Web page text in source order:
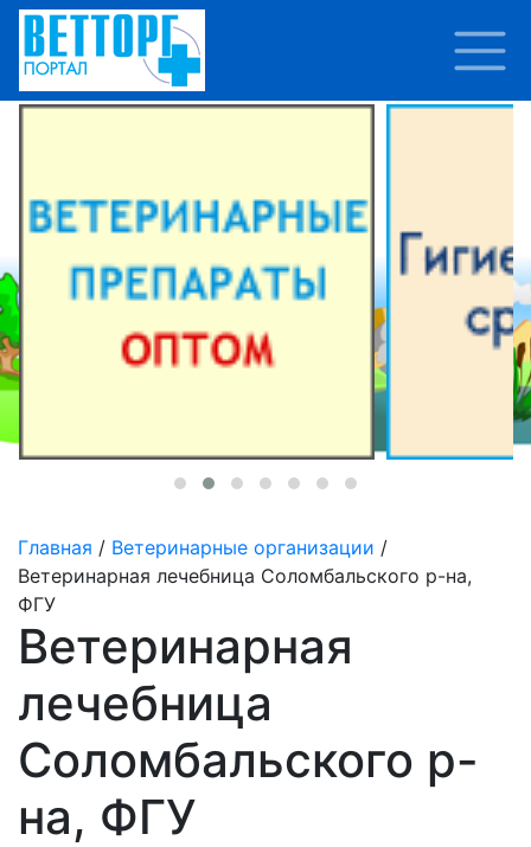
Главная / Ветеринарные организации /
Ветеринарная лечебница Соломбальского р-на,
ФГУ
Ветеринарная
лечебница
Соломбальского р-
на, ФГУ